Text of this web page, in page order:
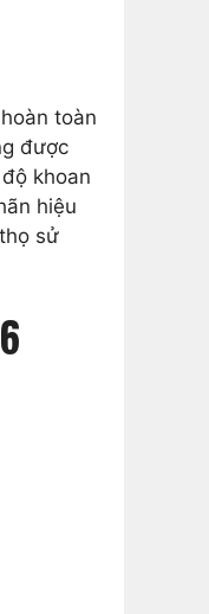
toàn
được
khoan
hiệu
sử